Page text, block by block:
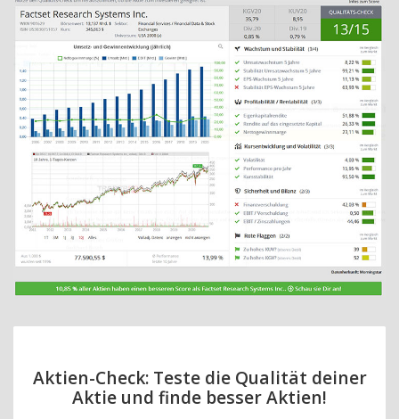
Aktien-Check: Teste die Qualität deiner
Aktie und finde besser Aktien!